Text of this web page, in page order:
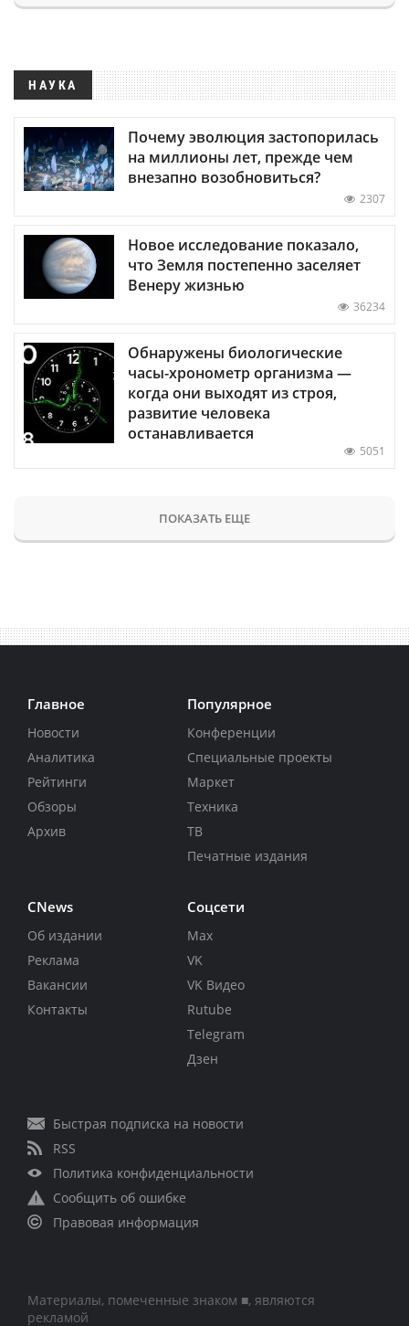
НАУКА
Почему эволюция застопорилась
на миллионы лет, прежде чем
внезапно возобновиться?
2307
Новое исследование показало,
что Земля постепенно заселяет
Венеру жизнью
36234
Обнаружены биологические
часы-хронометр организма —
когда они выходят из строя,
развитие человека
останавливается
5051
ПОКАЗАТЬ ЕЩЕ
Главное
Новости
Аналитика
Рейтинги
Обзоры
Архив
Популярное
Конференции
Специальные проекты
Маркет
Техника
ТВ
Печатные издания
CNews
Об издании
Реклама
Вакансии
Контакты
Соцсети
Max
VK
VK Видео
Rutube
Telegram
Дзен
Быстрая подписка на новости
RSS
Политика конфиденциальности
Сообщить об ошибке
Правовая информация
Материалы, помеченные знаком ■, являются
рекламой